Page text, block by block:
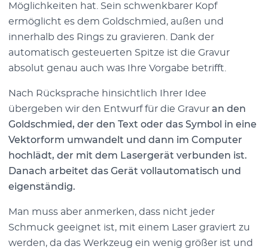
Möglichkeiten hat. Sein schwenkbarer Kopf
ermöglicht es dem Goldschmied, außen und
innerhalb des Rings zu gravieren. Dank der
automatisch gesteuerten Spitze ist die Gravur
absolut genau auch was Ihre Vorgabe betrifft.
Nach Rücksprache hinsichtlich Ihrer Idee
übergeben wir den Entwurf für die Gravur an den
Goldschmied, der den Text oder das Symbol in eine
Vektorform umwandelt und dann im Computer
hochlädt, der mit dem Lasergerät verbunden ist.
Danach arbeitet das Gerät vollautomatisch und
eigenständig.
Man muss aber anmerken, dass nicht jeder
Schmuck geeignet ist, mit einem Laser graviert zu
werden, da das Werkzeug ein wenig größer ist und